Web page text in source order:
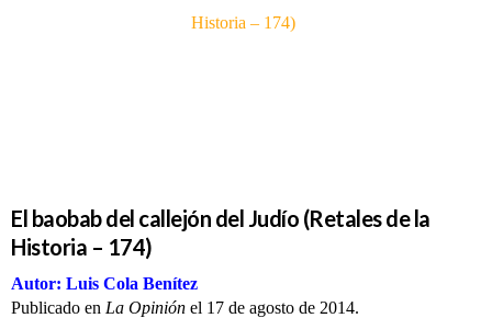
Historia – 174)
El baobab del callejón del Judío (Retales de la
Historia – 174)
Autor: Luis Cola Benítez
Publicado en La Opinión el 17 de agosto de 2014.